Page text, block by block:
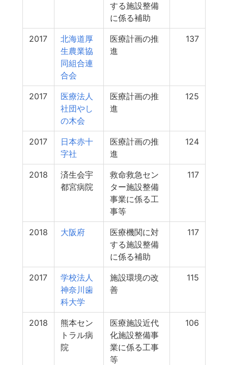
する施設整備
に係る補助
2017
北海道厚
生農業協
同組合連
合会
医療計画の推
進
137
2017
医療法人
社団やし
の木会
医療計画の推
進
125
2017
日本赤十
字社
医療計画の推
進
124
2018
済生会宇
都宮病院
救命救急セン
ター施設整備
事業に係る工
事等
117
2018 大阪府
医療機関に対
する施設整備
に係る補助
117
2017
学校法人
神奈川歯
科大学
施設環境の改
善
115
2018
熊本セン
トラル病
院
医療施設近代
化施設整備事
業に係る工事
等
106